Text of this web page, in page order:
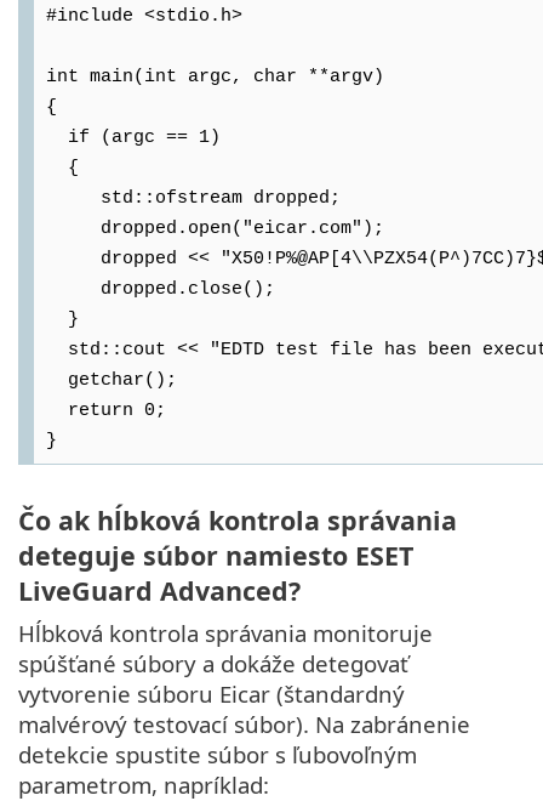
#include <stdio.h>
int main(int argc, char **argv)
{
if (argc == 1)
{
std::ofstream dropped;
dropped.open("eicar.com");
dropped <<
dropped.close();
}
std::cout << "EDTD test file has been
getchar();
return 0;
}
Čo ak hĺbková kontrola správania
deteguje súbor namiesto ESET
LiveGuard Advanced?
Hĺbková kontrola správania monitoruje
spúšťané súbory a dokáže detegovať
vytvorenie súboru Eicar (štandardný
malvérový testovací súbor). Na zabránenie
detekcie spustite súbor s ľubovoľným
parametrom, napríklad: